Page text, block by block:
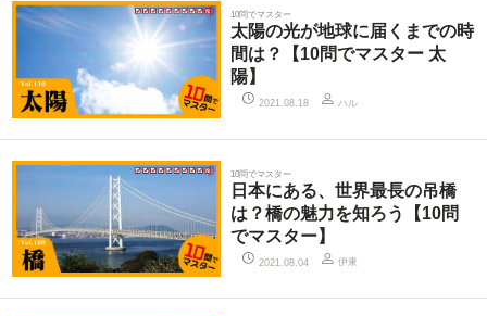
10問でマスター
太陽の光が地球に届くまでの時
間は？【10問でマスター 太
陽】
2021.08.18 ハル
10問でマスター
日本にある、世界最長の吊橋
は？橋の魅力を知ろう【10問
でマスター】
2021.08.04 伊東